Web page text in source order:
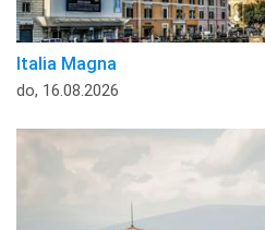
Italia Magna
do, 16.08.2026